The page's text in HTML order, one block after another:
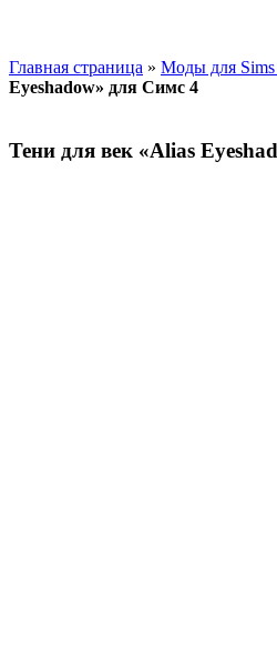
Главная страница » Моды для Sims
Eyeshadow» для Симс 4
Тени для век «Alias